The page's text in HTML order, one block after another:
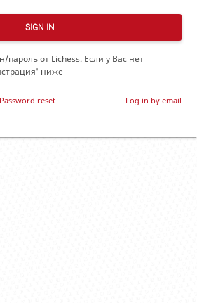
SIGN IN
пароль от Lichess. Если у Вас нет
ниже
Password reset Log in by email